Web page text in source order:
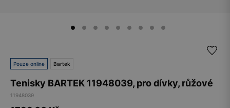
Pouze online Bartek
Tenisky BARTEK 11948039, pro dívky, růžové
11948039